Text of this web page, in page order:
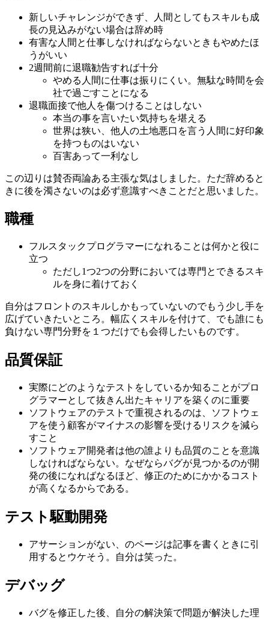
新しいチャレンジができず、人間としてもスキルも成
長の見込みがない場合は辞め時
有害な人間と仕事しなければならないときもやめたほ
うがいい
2週間前に退職勧告すれば十分
やめる人間に仕事は振りにくい。無駄な時間を会
社で過ごすことになる
退職面接で他人を傷つけることはしない
本当の事を言いたい気持ちを堪える
世界は狭い、他人の土地悪口を言う人間に好印象
を持つものはいない
百害あって一利なし
この辺りは賛否両論ある主張な気はしました。ただ辞めると
きに後を濁さないのは必ず意識すべきことだと思いました。
職種
フルスタックプログラマーになれることは何かと役に
立つ
ただし1つ2つの分野においては専門とできるスキ
ルを身に着けておく
自分はフロントのスキルしかもっていないのでもう少し手を
広げていきたいところ。幅広くスキルを付けて、でも誰にも
負けない専門分野を１つだけでも会得したいものです。
品質保証
実際にどのようなテストをしているか知ることがプロ
グラマーとして抜きん出たキャリアを築くのに重要
ソフトウェアのテストで重視されるのは、ソフトウェ
アを使う顧客がマイナスの影響を受けるリスクを減ら
すこと
ソフトウェア開発者は他の誰よりも品質のことを意識
しなければならない。なぜならバグが見つかるのが開
発の後になればなるほど、修正のためにかかるコスト
が高くなるからである。
テスト駆動開発
アサーションがない、のページは記事を書くときに引
用するとウケそう。自分は笑った。
デバッグ
バグを修正した後、自分の解決策で問題が解決した理